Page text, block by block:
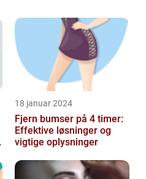
18 januar 2024
Fjern bumser på 4 timer:
Effektive løsninger og
vigtige oplysninger